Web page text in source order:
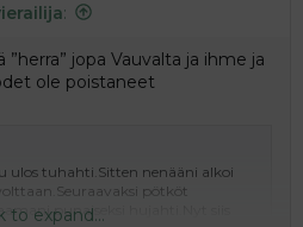
:
jopa Vauvalta ja ihme ja
ole poistaneet
ulos tuhahti.Sitten nenääni alkoi
pötköt
punaiseksi hujahti.Nyt siis
to expand...